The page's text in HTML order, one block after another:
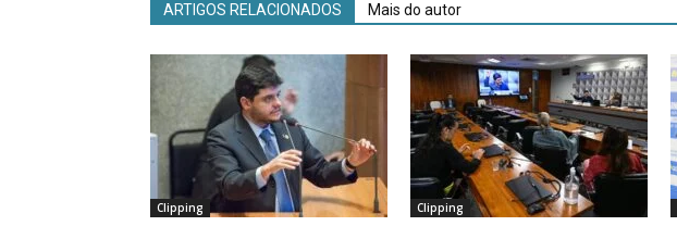
ARTIGOS RELACIONADOS Mais do autor
Clipping Clipping